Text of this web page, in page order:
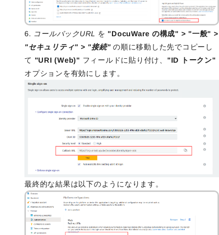
6. コールバックURL を "DocuWare の構成" > "一般" >
"セキュリティ" > "接続" の順に移動した先でコピーし
て "URI (Web)" フィールドに貼り付け、 "ID トークン"
オプションを有効にします。
最終的な結果は以下のようになります。